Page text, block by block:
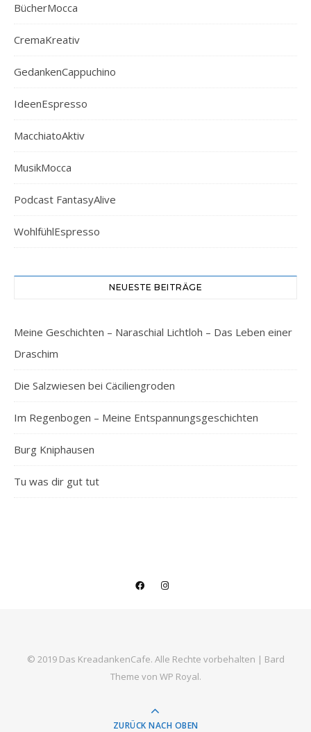
BücherMocca
CremaKreativ
GedankenCappuchino
IdeenEspresso
MacchiatoAktiv
MusikMocca
Podcast FantasyAlive
WohlfühlEspresso
NEUESTE BEITRÄGE
Meine Geschichten – Naraschial Lichtloh – Das Leben einer
Draschim
Die Salzwiesen bei Cäciliengroden
Im Regenbogen – Meine Entspannungsgeschichten
Burg Kniphausen
Tu was dir gut tut
© 2019 Das KreadankenCafe. Alle Rechte vorbehalten | Bard
Theme von WP Royal.
ZURÜCK NACH OBEN